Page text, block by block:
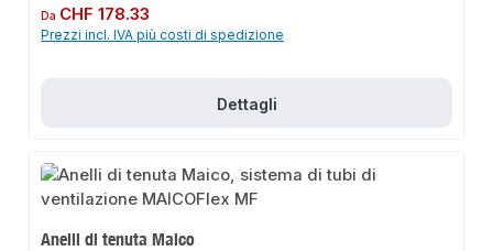
Prezzo normale:
Da CHF 178.33
Prezzi incl. IVA più costi di spedizione
Dettagli
Anelli di tenuta Maico